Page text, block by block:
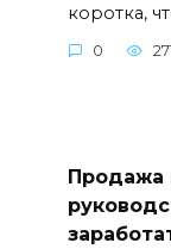
коротка,
0
Продажа